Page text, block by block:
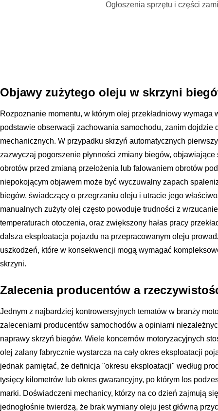
Ogłoszenia sprzętu i części
Objawy zużytego oleju w skrzyni
Rozpoznanie momentu, w którym olej przekładniowy wymaga
podstawie obserwacji zachowania samochodu, zanim dojdzie
mechanicznych. W przypadku skrzyń automatycznych
zazwyczaj pogorszenie płynności zmiany biegów,
obrotów przed zmianą przełożenia lub falowaniem obrotów
niepokojącym objawem może być wyczuwalny zapach
biegów, świadczący o przegrzaniu oleju i utracie jego
manualnych zużyty olej często powoduje trudności z
temperaturach otoczenia, oraz zwiększony hałas pracy
dalsza eksploatacja pojazdu na przepracowanym oleju
uszkodzeń, które w konsekwencji mogą wymagać
skrzyni.
Zalecenia producentów a
Jednym z najbardziej kontrowersyjnych tematów w branży
zaleceniami producentów samochodów a opiniami
naprawy skrzyń biegów. Wiele koncernów motoryzacyjnych
olej zalany fabrycznie wystarcza na cały okres eksploatacji
jednak pamiętać, że definicja "okresu eksploatacji" według
tysięcy kilometrów lub okres gwarancyjny, po którym los
marki. Doświadczeni mechanicy, którzy na co dzień zajmują
jednogłośnie twierdzą, że brak wymiany oleju jest główną